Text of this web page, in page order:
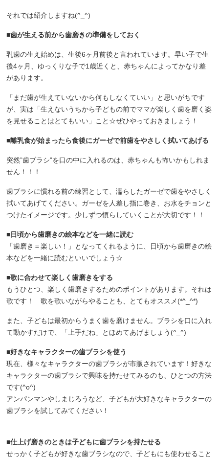
それでは紹介しますね(^_^)
■歯が生える前から歯磨きの準備をしておく
乳歯の生え始めは、生後6ヶ月前後と言われています。早い子で生
後4ヶ月、ゆっくりな子で1歳近くと、赤ちゃんによってかなり差
があります。
「まだ歯が生えていないから何もしなくていい」と思いがちです
が、実は「生えないうちから子どもの前でママが楽しく歯を磨く姿
を見せることはとてもいい」こと☆ぜひやっておきましょう！
■離乳食が始まったら食後にガーゼで前歯をやさしく拭いてあげる
突然”歯ブラシ”を口の中に入れるのは、赤ちゃんも怖いかもしれま
せん！！！
歯ブラシに慣れる前の練習として、濡らしたガーゼで歯をやさしく
拭いてあげてください。ガーゼを人差し指に巻き、お水をチョンと
つけたイメージです。少しずつ慣らしていくことが大切です！！
■日頃から歯磨きの絵本などを一緒に読む
「歯磨き＝楽しい！」となってくれるように、日頃から歯磨きの絵
本などを一緒に読むといいでしょう☆
■歌に合わせて楽しく歯磨きをする
もうひとつ、楽しく歯磨きするためのポイントがあります。それは
歌です！ 歌を歌いながらやることも、とてもオススメ(*^_^*)
また、子どもは最初からうまく歯を磨けません。ブラシを口に入れ
て動かすだけで、「上手だね」とほめてあげましょう(^_^)
■好きなキャラクターの歯ブラシを使う
現在、様々なキャラクターの歯ブラシが市販されています！好きな
キャラクターの歯ブラシで興味を持たせてみるのも、ひとつの方法
です(^o^)
アンパンマンやしまじろうなど、子どもが大好きなキャラクターの
歯ブラシを試してみてください！
■仕上げ磨きのときは子どもに歯ブラシを持たせる
せっかく子どもが好きな歯ブラシなので、子どもにも使わせること